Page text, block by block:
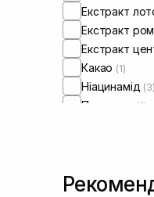
Екстракт
Екстракт
Екстракт
Какао (1)
Ніацинамід (3)
Пантенол (1)